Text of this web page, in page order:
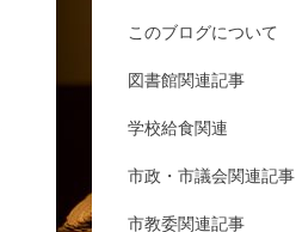
このブログについて
図書館関連記事
学校給食関連
市政・市議会関連記事
市教委関連記事